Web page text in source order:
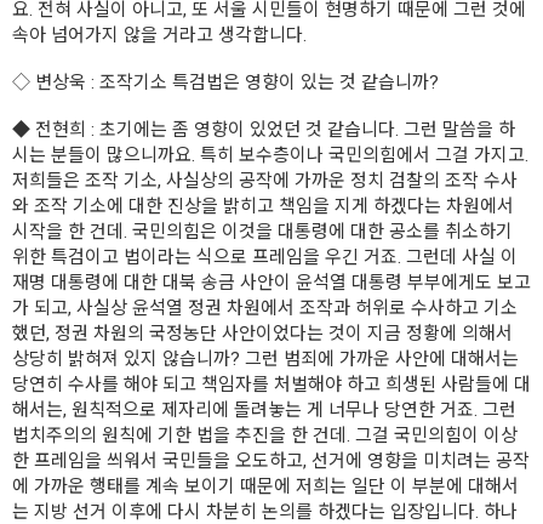
요. 전혀 사실이 아니고, 또 서울 시민들이 현명하기 때문에 그런 것에
속아 넘어가지 않을 거라고 생각합니다.
◇ 변상욱 : 조작기소 특검법은 영향이 있는 것 같습니까?
◆ 전현희 : 초기에는 좀 영향이 있었던 것 같습니다. 그런 말씀을 하
시는 분들이 많으니까요. 특히 보수층이나 국민의힘에서 그걸 가지고.
저희들은 조작 기소, 사실상의 공작에 가까운 정치 검찰의 조작 수사
와 조작 기소에 대한 진상을 밝히고 책임을 지게 하겠다는 차원에서
시작을 한 건데. 국민의힘은 이것을 대통령에 대한 공소를 취소하기
위한 특검이고 법이라는 식으로 프레임을 우긴 거죠. 그런데 사실 이
재명 대통령에 대한 대북 송금 사안이 윤석열 대통령 부부에게도 보고
가 되고, 사실상 윤석열 정권 차원에서 조작과 허위로 수사하고 기소
했던, 정권 차원의 국정농단 사안이었다는 것이 지금 정황에 의해서
상당히 밝혀져 있지 않습니까? 그런 범죄에 가까운 사안에 대해서는
당연히 수사를 해야 되고 책임자를 처벌해야 하고 희생된 사람들에 대
해서는, 원칙적으로 제자리에 돌려놓는 게 너무나 당연한 거죠. 그런
법치주의의 원칙에 기한 법을 추진을 한 건데. 그걸 국민의힘이 이상
한 프레임을 씌워서 국민들을 오도하고, 선거에 영향을 미치려는 공작
에 가까운 행태를 계속 보이기 때문에 저희는 일단 이 부분에 대해서
는 지방 선거 이후에 다시 차분히 논의를 하겠다는 입장입니다. 하나